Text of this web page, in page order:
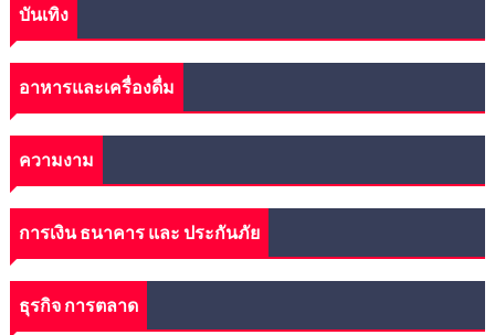
บันเทิง
อาหารและเครื่องดื่ม
ความงาม
การเงิน ธนาคาร และ ประกันภัย
ธุรกิจ การตลาด